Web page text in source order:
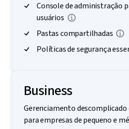
Console de administração
usuários
Pastas compartilhadas
Políticas de segurança
Business
Gerenciamento descomplicado
para empresas de pequeno e